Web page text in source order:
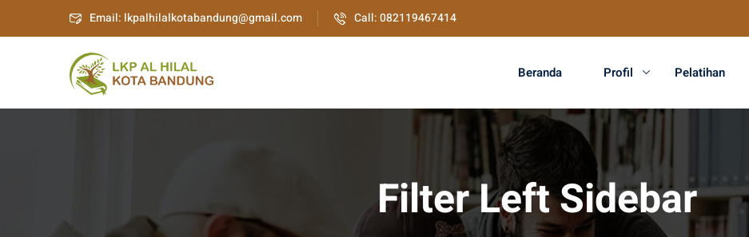
Email: lkpalhilalkotabandung@gmail.com Call: 082119467414
Beranda Profil Pelatihan
Filter Left Sidebar